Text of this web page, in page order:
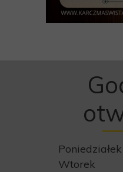
Poniedziałek
Wtorek